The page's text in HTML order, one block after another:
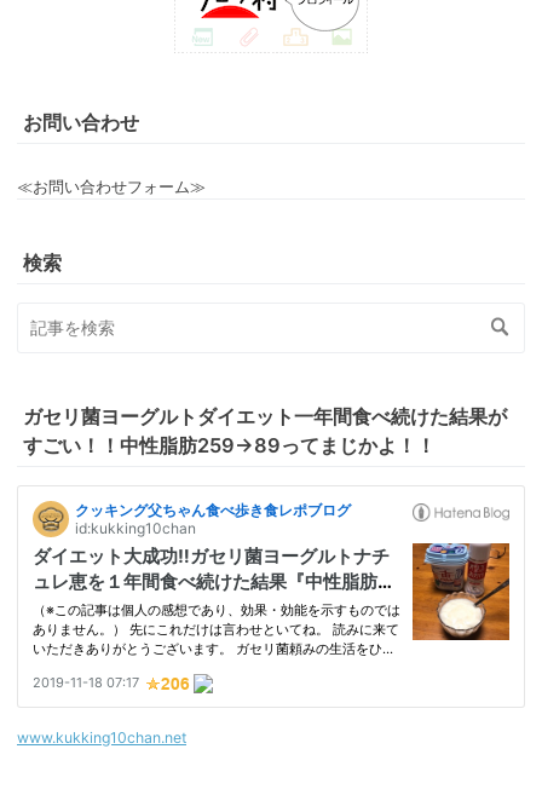
お問い合わせ
≪お問い合わせフォーム≫
検索
ガセリ菌ヨーグルトダイエット一年間食べ続けた結果が
すごい！！中性脂肪259→89ってまじかよ！！
www.kukking10chan.net